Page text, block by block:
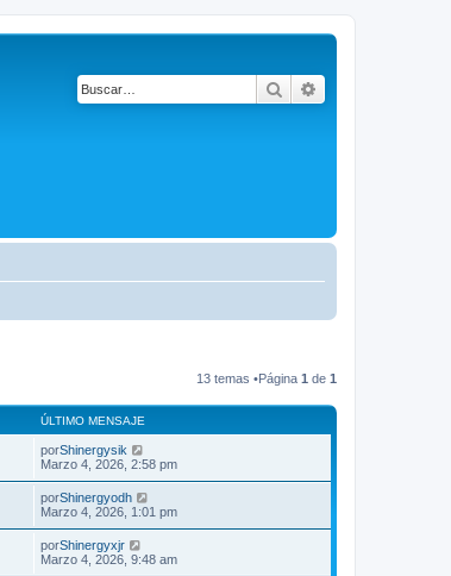
Buscar
13 temas •Página 1 de 1
ÚLTIMO MENSAJE
porShinergysik
Marzo 4, 2026, 2:58 pm
porShinergyodh
Marzo 4, 2026, 1:01 pm
porShinergyxjr
Marzo 4, 2026, 9:48 am